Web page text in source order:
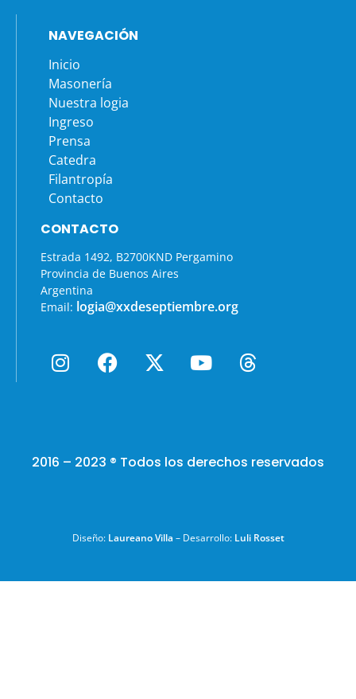
NAVEGACIÓN
Inicio
Masonería
Nuestra logia
Ingreso
Prensa
Catedra
Filantropía
Contacto
CONTACTO
Estrada 1492, B2700KND Pergamino
Provincia de Buenos Aires
Argentina
Email: logia@xxdeseptiembre.org
2016 – 2023 ® Todos los derechos reservados
Diseño: Laureano Villa – Desarrollo: Luli Rosset